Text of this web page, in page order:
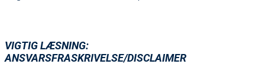
VIGTIG LÆSNING:
ANSVARSFRASKRIVELSE/DISCLAIMER